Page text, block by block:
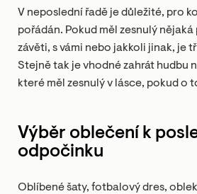
V neposlední řadě je důležité, pro
pořádán. Pokud měl zesnulý
závěti, s vámi nebo jakkoli jinak, je
Stejně tak je vhodné zahrát hudbu
které měl zesnulý v lásce, pokud o
Výběr oblečení k
odpočinku
Oblíbené šaty, fotbalový dres,